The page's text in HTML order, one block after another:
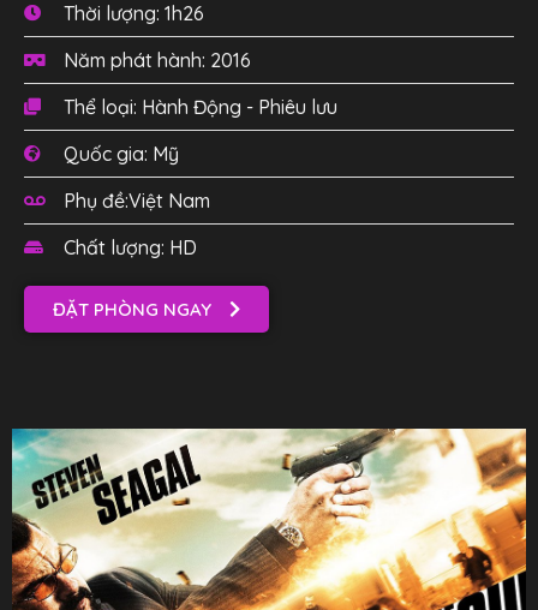
Thời lượng: 1h26
Năm phát hành: 2016
Thể loại: Hành Động - Phiêu lưu
Quốc gia: Mỹ
Phụ đề:Việt Nam
Chất lượng: HD
ĐẶT PHÒNG NGAY